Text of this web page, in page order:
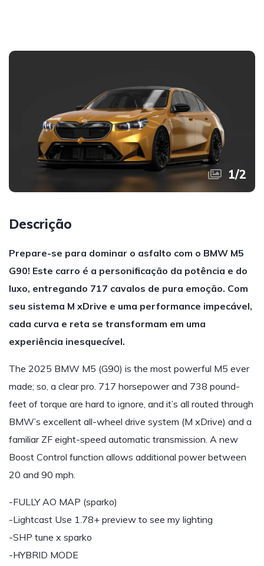
1/2
Descrição
Prepare-se para dominar o asfalto com o BMW M5
G90! Este carro é a personificação da potência e do
luxo, entregando 717 cavalos de pura emoção. Com
seu sistema M xDrive e uma performance impecável,
cada curva e reta se transformam em uma
experiência inesquecível.
The 2025 BMW M5 (G90) is the most powerful M5 ever
made; so, a clear pro. 717 horsepower and 738 pound-
feet of torque are hard to ignore, and it’s all routed through
BMW’s excellent all-wheel drive system (M xDrive) and a
familiar ZF eight-speed automatic transmission. A new
Boost Control function allows additional power between
20 and 90 mph.
-FULLY AO MAP (sparko)
-Lightcast Use 1.78+ preview to see my lighting
-SHP tune x sparko
-HYBRID MODE